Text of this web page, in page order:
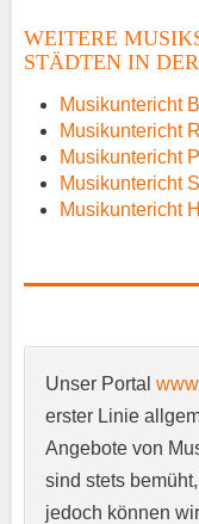
Anschrift
WEITERE
TÄDTEN IN DER
Musikuntericht
Musikuntericht
Musikuntericht
Musikuntericht
Musikuntericht
Unser Portal
erster Linie
Angebote von
sind stets
jedoch können